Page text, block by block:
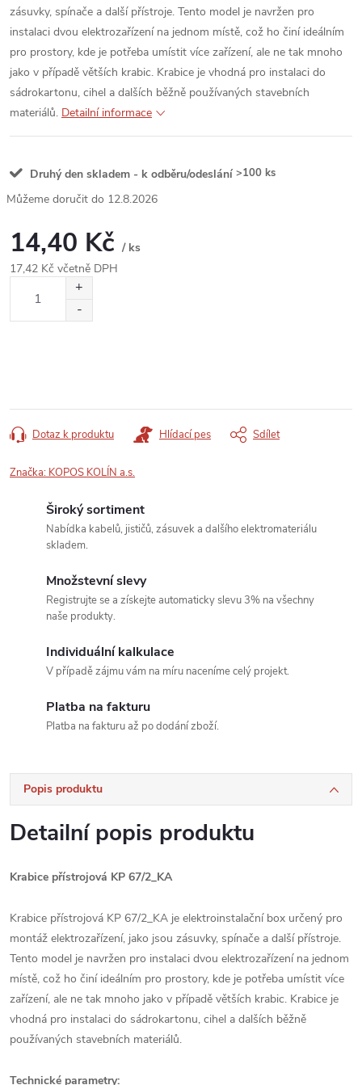
zásuvky, spínače a další přístroje. Tento model je navržen pro
instalaci dvou elektrozařízení na jednom místě, což ho činí ideálním
pro prostory, kde je potřeba umístit více zařízení, ale ne tak mnoho
jako v případě větších krabic. Krabice je vhodná pro instalaci do
sádrokartonu, cihel a dalších běžně používaných stavebních
materiálů. Detailní informace
Druhý den skladem - k odběru/odeslání >100 ks
12.8.2026
14,40 Kč / ks
17,42 Kč včetně DPH
Dotaz k produktu Hlídací pes Sdílet
Značka: KOPOS KOLÍN a.s.
Široký sortiment
Nabídka kabelů, jističů, zásuvek a dalšího elektromateriálu
skladem.
Množstevní slevy
Registrujte se a získejte automaticky slevu 3% na všechny
naše produkty.
Individuální kalkulace
V případě zájmu vám na míru naceníme celý projekt.
Platba na fakturu
Platba na fakturu až po dodání zboží.
Popis produktu
Detailní popis produktu
Krabice přístrojová KP 67/2_KA
Krabice přístrojová KP 67/2_KA je elektroinstalační box určený pro
montáž elektrozařízení, jako jsou zásuvky, spínače a další přístroje.
Tento model je navržen pro instalaci dvou elektrozařízení na jednom
místě, což ho činí ideálním pro prostory, kde je potřeba umístit více
zařízení, ale ne tak mnoho jako v případě větších krabic. Krabice je
vhodná pro instalaci do sádrokartonu, cihel a dalších běžně
používaných stavebních materiálů.
Technické parametry: